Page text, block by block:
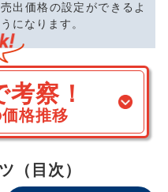
売出価格の設定ができるよ
うになります。
察！
格推移
（目次）